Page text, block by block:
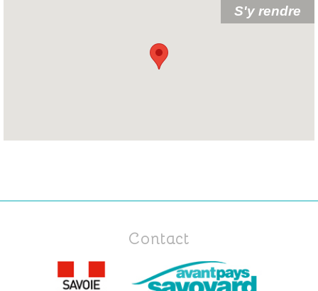
Contact